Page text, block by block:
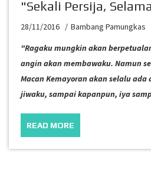
"Sekali Persija,
28/11/2016
Bambang Pamungkas
"Ragaku mungkin akan
angin akan membawaku. Namun
Macan Kemayoran akan selalu ada
jiwaku, sampai kapanpun, iya
READ MORE